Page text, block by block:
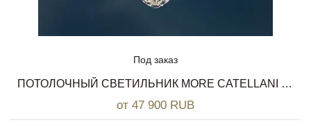
Под заказ
ПОТОЛОЧНЫЙ СВЕТИЛЬНИК MORE CATELLANI & SMITH
от 47 900 RUB